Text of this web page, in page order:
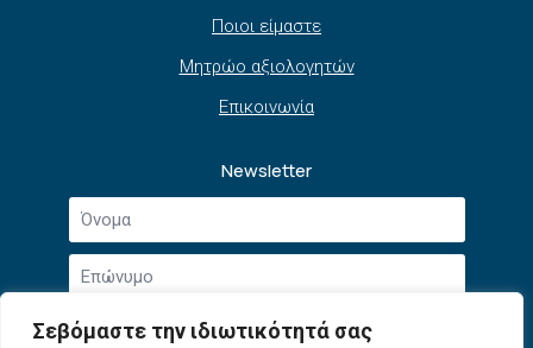
Σεβόμαστε την ιδιωτικότητά σας
Ποιοι είμαστε
Μητρώο αξιολογητών
Επικοινωνία
Newsletter
Όνομα
Επώνυμο
Email
*